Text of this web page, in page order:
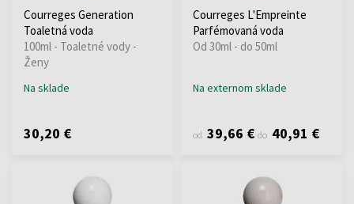
Courreges Generation
Toaletná voda
100ml - Toaletné vody -
Ženy
Na sklade
30,20 €
Courreges L'Empreinte
Parfémovaná voda
Od 30ml - do 50ml
Na externom sklade
od 39,66 € do 40,91 €